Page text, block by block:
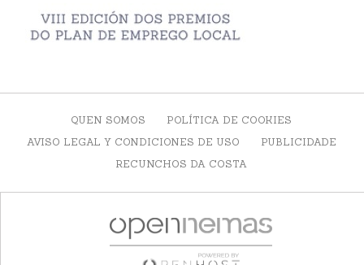
QUEN SOMOS
POLÍTICA DE COOKIES
AVISO LEGAL Y CONDICIONES DE USO
PUBLICIDADE
RECUNCHOS DA COSTA